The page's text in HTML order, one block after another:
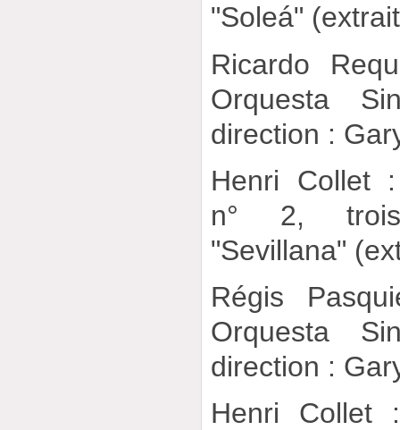
"Soleá"
Ricardo
Orquesta
direction :
Henri Collet
n° 2,
"Sevillana"
Régis
Orquesta
direction :
Henri Collet